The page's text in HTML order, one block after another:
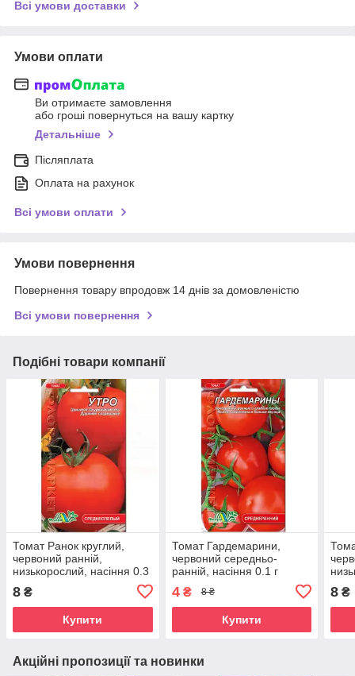
Всі умови доставки
Умови оплати
Ви отримаєте замовлення
або гроші повернуться на вашу картку
Детальніше
Післяплата
Оплата на рахунок
Всі умови оплати
Умови повернення
Повернення товару впродовж 14 днів за домовленістю
Всі умови повернення
Подібні товари компанії
Томат Ранок круглий,
червоний ранній,
низькорослий, насіння 0.3
8 ₴
Купити
Томат Гардемарини,
червоний середньо-
ранній, насіння 0.1 г
4₴ 8 ₴
Купити
8 ₴
Акційні пропозиції та новинки